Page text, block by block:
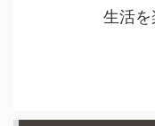
生活を